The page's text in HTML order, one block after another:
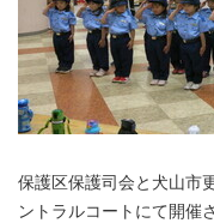
保護区保護司会と犬山市
ントラルコートにて開催